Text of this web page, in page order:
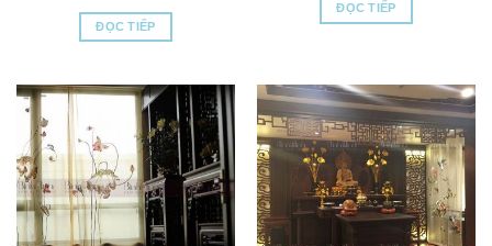
ĐỌC TIẾP
ĐỌC TIẾP